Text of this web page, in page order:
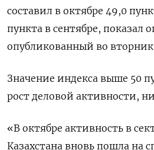
составил в октябре 49,0
пункта в сентябре, показал
опубликованный во
Значение индекса выше 50
рост деловой активности,
«В октябре активность в
Казахстана вновь пошла на